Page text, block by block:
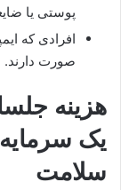
پوستی یا
افرادی که
صورت دارند.
هزینه
یک
سلامت